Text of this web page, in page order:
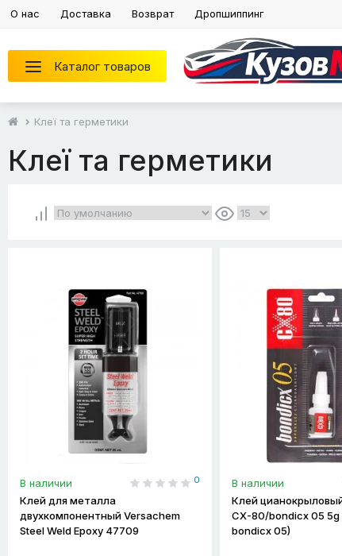
О нас Доставка Возврат Дропшиппинг
Каталог товаров
Клеї та герметики
Клеї та герметики
В наличии 0
Клей для металла
двухкомпонентный Versachem
Steel Weld Epoxy 47709
В наличии
Клей
CX-80/bondicx 05 5g
bondicx 05)